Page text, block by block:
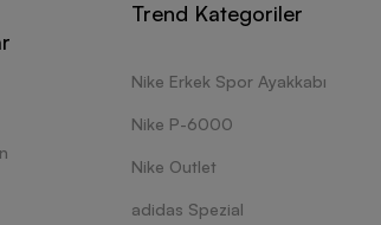
Trend Kategoriler
Nike Erkek Spor Ayakkabı
Nike P-6000
Nike Outlet
adidas Spezial